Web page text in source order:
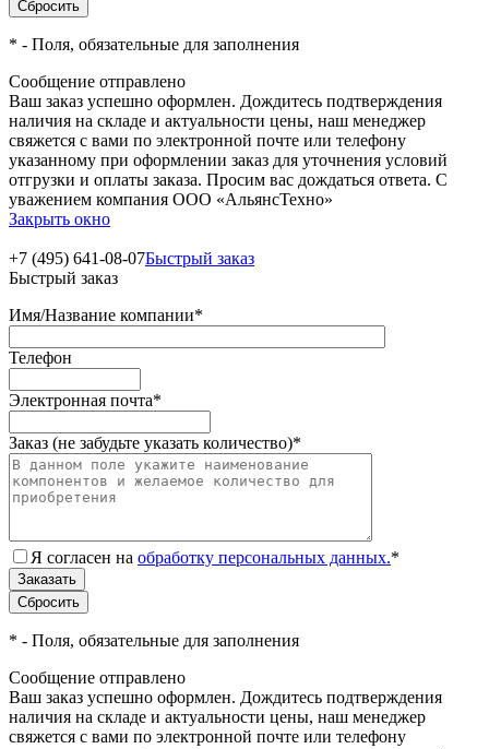
* - Поля, обязательные для заполнения
Сообщение отправлено
Ваш заказ успешно оформлен. Дождитесь подтверждения
наличия на складе и актуальности цены, наш менеджер
свяжется с вами по электронной почте или телефону
указанному при оформлении заказ для уточнения условий
отгрузки и оплаты заказа. Просим вас дождаться ответа. С
уважением компания ООО «АльянсТехно»
Закрыть окно
+7 (495) 641-08-07Быстрый заказ
Быстрый заказ
Имя/Название компании*
Телефон
Электронная почта*
Заказ (не забудьте указать количество)*
Я согласен на обработку персональных данных.*
* - Поля, обязательные для заполнения
Сообщение отправлено
Ваш заказ успешно оформлен. Дождитесь подтверждения
наличия на складе и актуальности цены, наш менеджер
свяжется с вами по электронной почте или телефону